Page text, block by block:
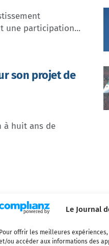
Le Journal
Pour offrir les meilleures
ou accéder aux informations des
une participation...
son projet de
à huit ans de